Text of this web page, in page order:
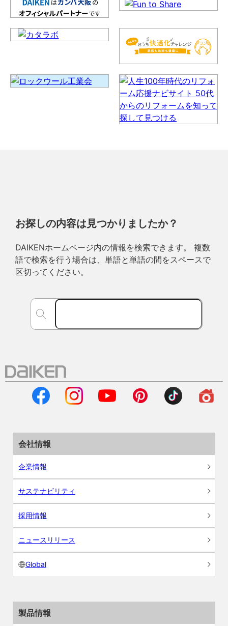
お探しの内容は見つかりましたか？
DAIKENホームページ内の情報を検索できます。 複数
語で検索を行う場合は、単語と単語の間をスペースで
区切ってください。
会社情報
企業情報
サステナビリティ
採用情報
ニュースリリース
Global
製品情報